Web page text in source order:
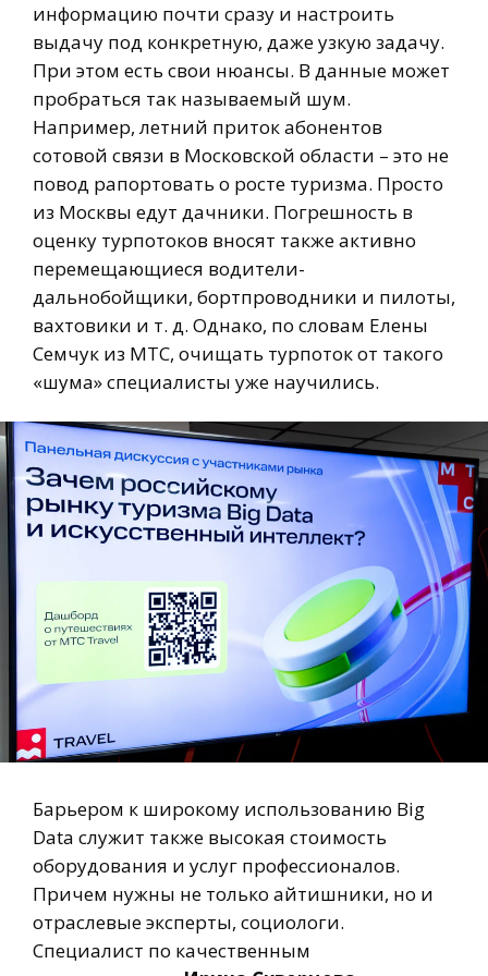
информацию почти сразу и настроить
выдачу под конкретную, даже узкую задачу.
При этом есть свои нюансы. В данные может
пробраться так называемый шум.
Например, летний приток абонентов
сотовой связи в Московской области – это не
повод рапортовать о росте туризма. Просто
из Москвы едут дачники. Погрешность в
оценку турпотоков вносят также активно
перемещающиеся водители-
дальнобойщики, бортпроводники и пилоты,
вахтовики и т. д. Однако, по словам Елены
Семчук из МТС, очищать турпоток от такого
«шума» специалисты уже научились.
Барьером к широкому использованию Big
Data служит также высокая стоимость
оборудования и услуг профессионалов.
Причем нужны не только айтишники, но и
отраслевые эксперты, социологи.
Специалист по качественным